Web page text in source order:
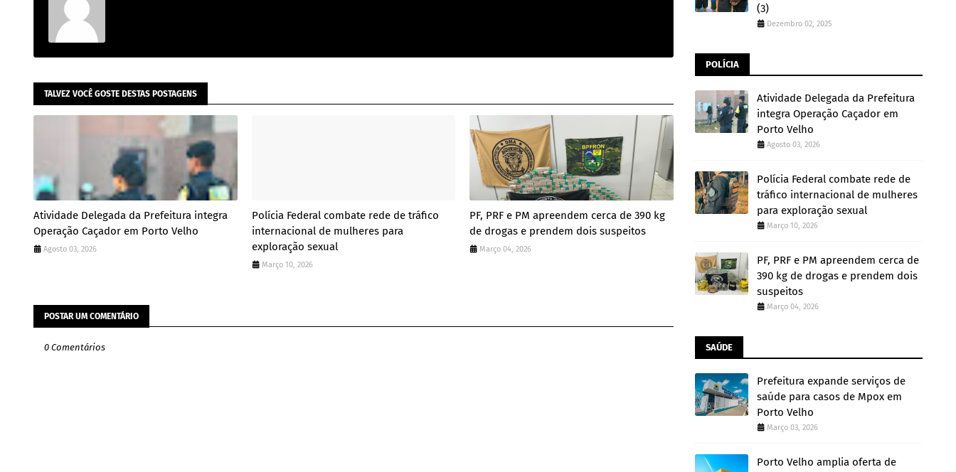
TALVEZ VOCÊ GOSTE DESTAS POSTAGENS
Atividade Delegada da Prefeitura integra
Operação Caçador em Porto Velho
Agosto 03, 2026
Polícia Federal combate rede de tráfico
internacional de mulheres para
exploração sexual
Março 10, 2026
PF, PRF e PM apreendem cerca de 390 kg
de drogas e prendem dois suspeitos
Março 04, 2026
POSTAR UM COMENTÁRIO
0 Comentários
(3)
Dezembro 02, 2025
POLÍCIA
Atividade Delegada da Prefeitura
integra Operação Caçador em
Porto Velho
Agosto 03, 2026
Polícia Federal combate rede de
tráfico internacional de mulheres
para exploração sexual
Março 10, 2026
PF, PRF e PM apreendem cerca de
390 kg de drogas e prendem dois
suspeitos
Março 04, 2026
SAÚDE
Prefeitura expande serviços de
saúde para casos de Mpox em
Porto Velho
Março 03, 2026
Porto Velho amplia oferta de